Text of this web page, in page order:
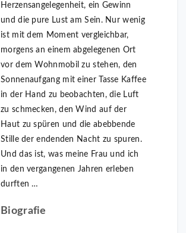
Herzensangelegenheit, ein Ge­winn
und die pure Lust am Sein. Nur wenig
ist mit dem Moment vergleichbar,
morgens an einem abgelegenen Ort
vor dem Wohn­mobil zu stehen, den
Sonnenaufgang mit einer Tasse Kaffee
in der Hand zu beobachten, die Luft
zu schmecken, den Wind auf der
Haut zu spüren und die abebbende
Stille der endenden Nacht zu spuren.
Und das ist, was meine Frau und ich
in den vergangenen Jahren erleben
durften …
Biografie